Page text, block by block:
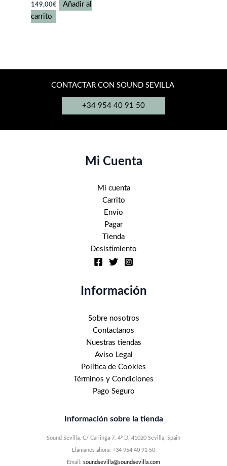
149,00€
Añadir al
carrito
CONTACTAR CON SOUND SEVILLA
+34 954 40 91 50
Mi Cuenta
Mi cuenta
Carrito
Envío
Pagar
Tienda
Desistimiento
Información
Sobre nosotros
Contactanos
Nuestras tiendas
Aviso Legal
Política de Cookies
Términos y Condiciones
Pago Seguro
Información sobre la tienda
Sound Sevilla, C/ Carlinga 7, 4º D, 41020 Sevilla, Spain
Llámanos ahora: +34 954 40 91 50
Email: soundsevilla@soundsevilla.com